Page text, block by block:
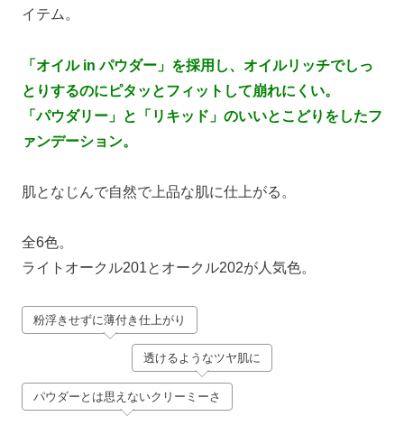
イテム。
「オイル in パウダー」を採用し、オイルリッチでしっ
とりするのにピタッとフィットして崩れにくい。
「パウダリー」と「リキッド」のいいとこどりをしたフ
ァンデーション。
肌となじんで自然で上品な肌に仕上がる。
全6色。
ライトオークル201とオークル202が人気色。
粉浮きせずに薄付き仕上がり
透けるようなツヤ肌に
パウダーとは思えないクリーミーさ